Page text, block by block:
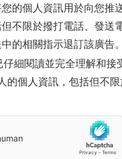
的個人資訊用於向您推
不限於撥打電話、發送
的相關指示退訂該廣告。
仔細閱讀並完全理解和接
的個人資訊，包括但不